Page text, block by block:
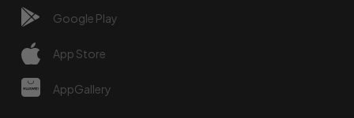
Google Play
App Store
AppGallery